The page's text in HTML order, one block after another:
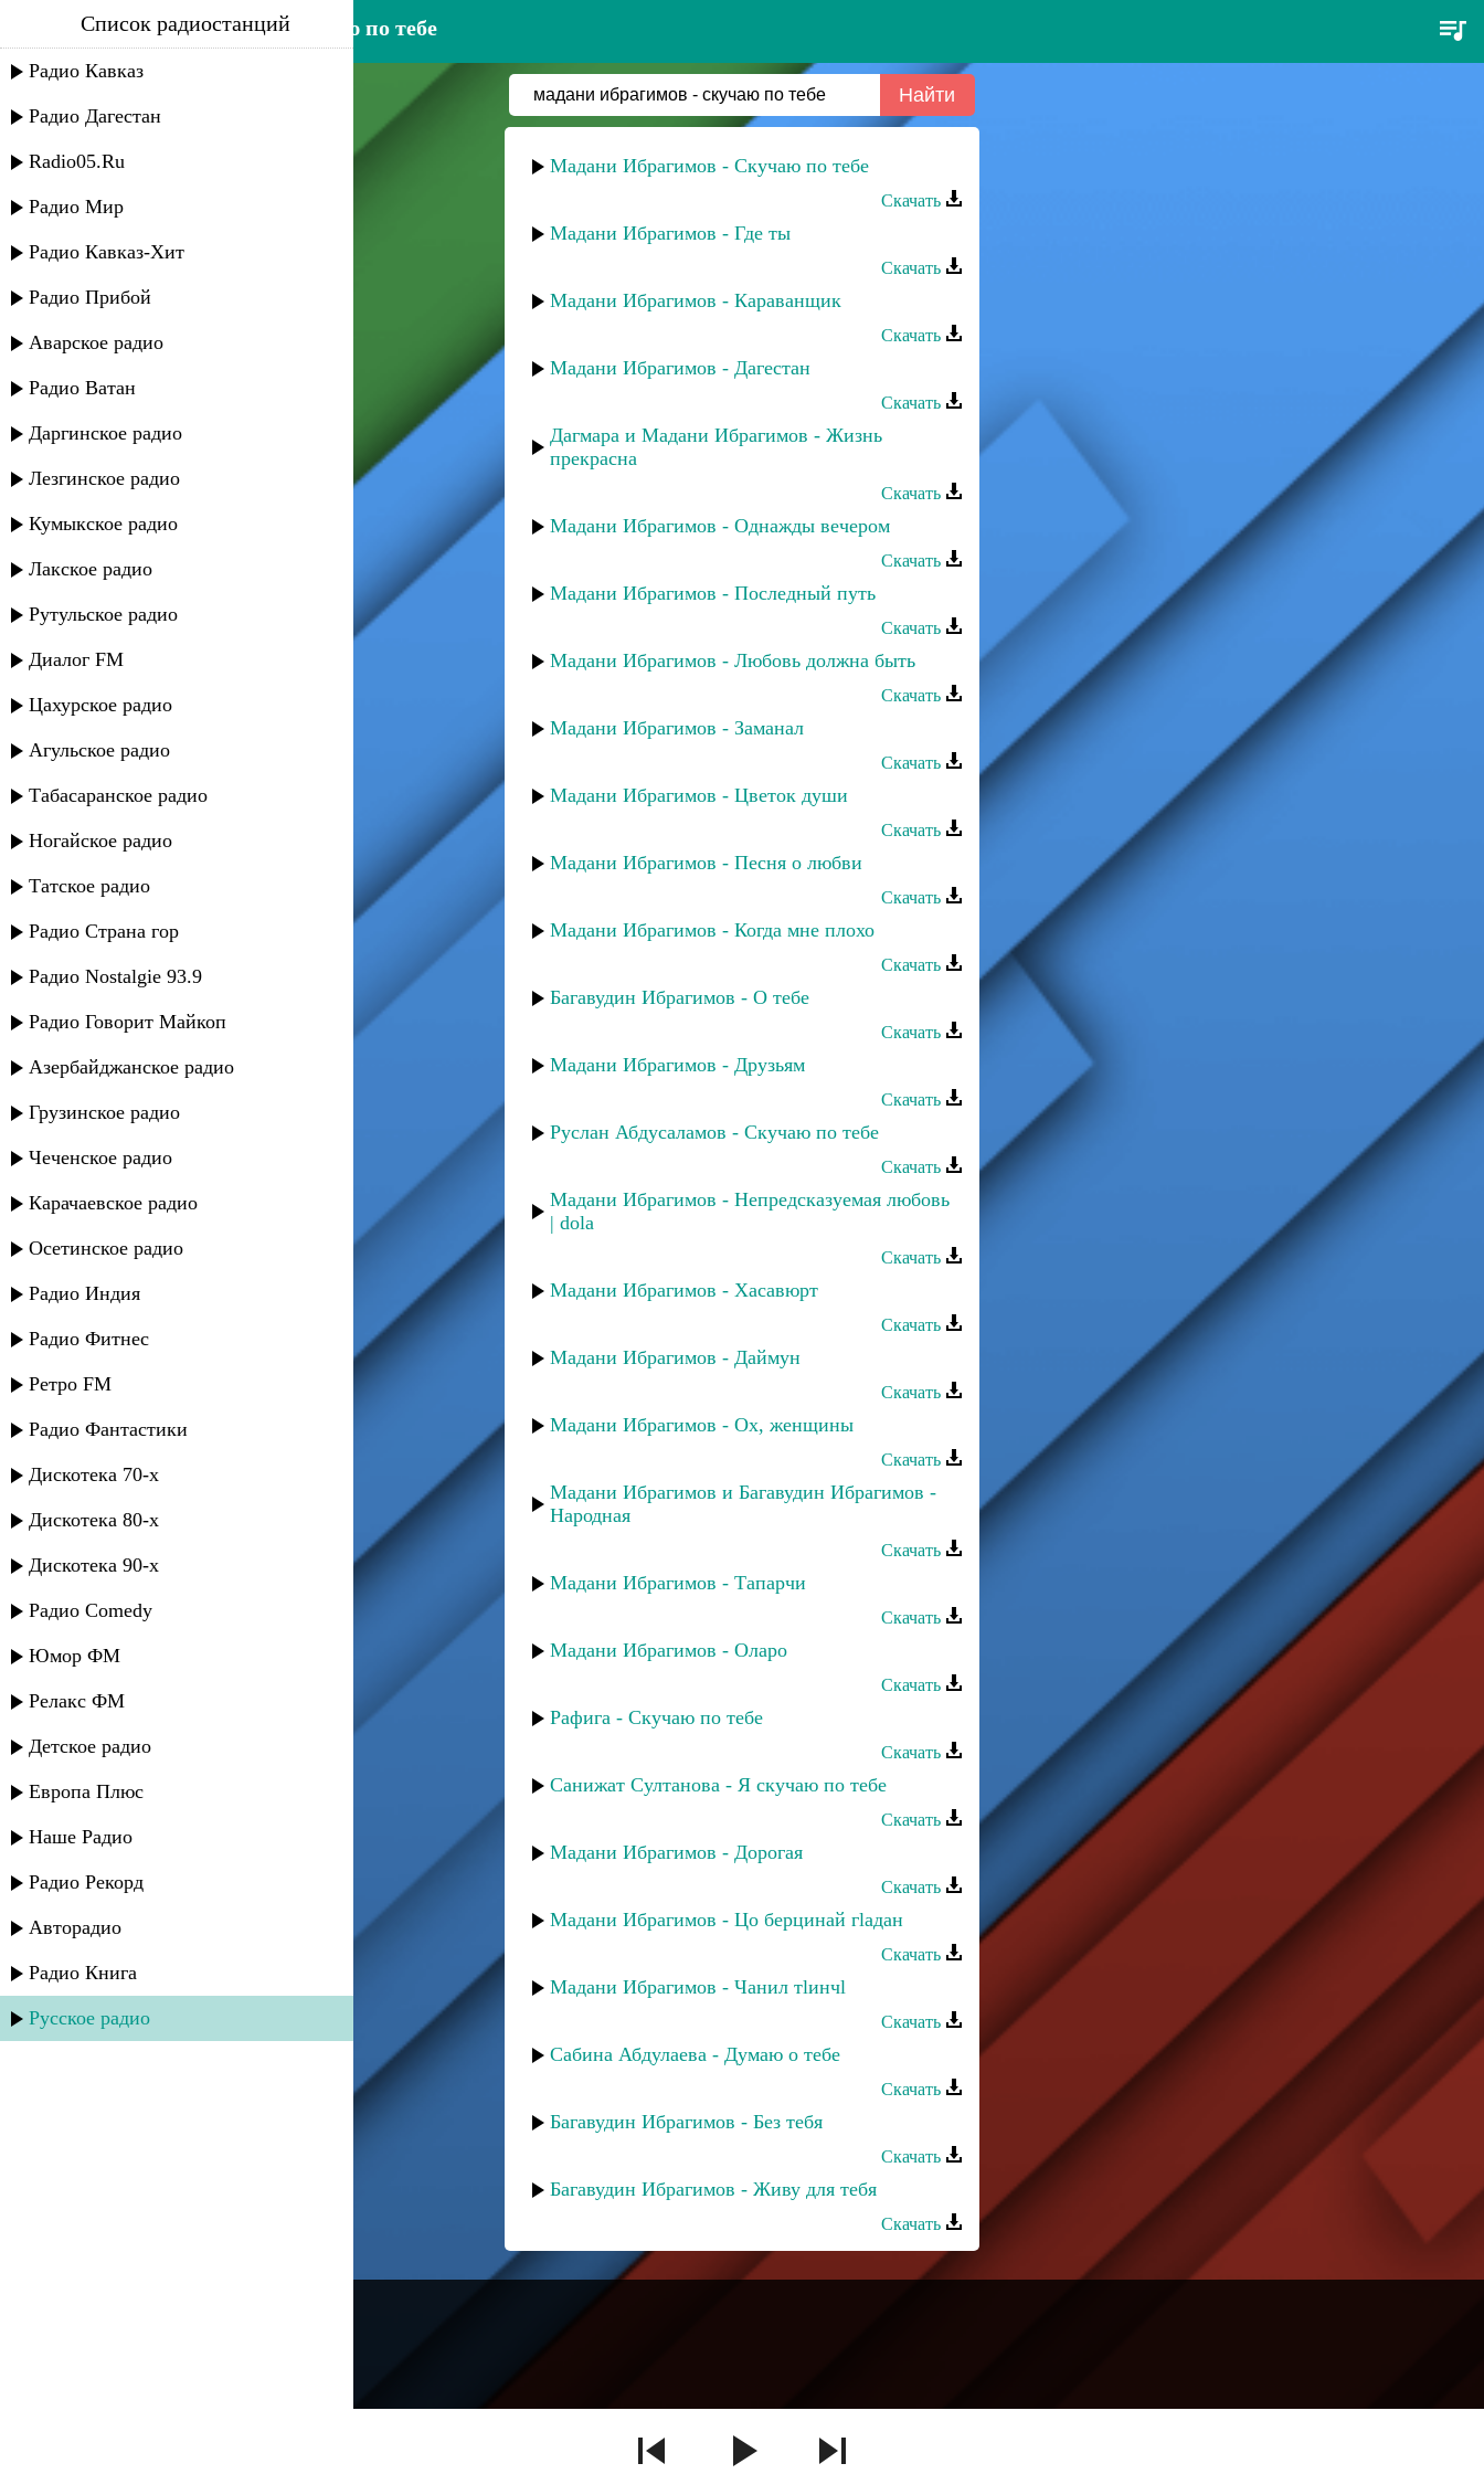
мадани ибрагимов - скучаю по тебе
Список радиостанций
Радио Кавказ
Радио Дагестан
Radio05.Ru
Радио Мир
Радио Кавказ-Хит
Радио Прибой
Аварское радио
Радио Ватан
Даргинское радио
Лезгинское радио
Кумыкское радио
Лакское радио
Рутульское радио
Диалог FM
Цахурское радио
Агульское радио
Табасаранское радио
Ногайское радио
Татское радио
Радио Страна гор
Радио Nostalgie 93.9
Радио Говорит Майкоп
Азербайджанское радио
Грузинское радио
Чеченское радио
Карачаевское радио
Осетинское радио
Радио Индия
Радио Фитнес
Ретро FM
Радио Фантастики
Дискотека 70-х
Дискотека 80-х
Дискотека 90-х
Радио Comedy
Юмор ФМ
Релакс ФМ
Детское радио
Европа Плюс
Наше Радио
Радио Рекорд
Авторадио
Радио Книга
Русское радио
Мадани Ибрагимов - Скучаю по тебе
Скачать
Мадани Ибрагимов - Где ты
Скачать
Мадани Ибрагимов - Караванщик
Скачать
Мадани Ибрагимов - Дагестан
Скачать
Дагмара и Мадани Ибрагимов - Жизнь
прекрасна
Скачать
Мадани Ибрагимов - Однажды вечером
Скачать
Мадани Ибрагимов - Последный путь
Скачать
Мадани Ибрагимов - Любовь должна быть
Скачать
Мадани Ибрагимов - Заманал
Скачать
Мадани Ибрагимов - Цветок души
Скачать
Мадани Ибрагимов - Песня о любви
Скачать
Мадани Ибрагимов - Когда мне плохо
Скачать
Багавудин Ибрагимов - О тебе
Скачать
Мадани Ибрагимов - Друзьям
Скачать
Руслан Абдусаламов - Скучаю по тебе
Скачать
Мадани Ибрагимов - Непредсказуемая любовь
| dola
Скачать
Мадани Ибрагимов - Хасавюрт
Скачать
Мадани Ибрагимов - Даймун
Скачать
Мадани Ибрагимов - Ох, женщины
Скачать
Мадани Ибрагимов и Багавудин Ибрагимов -
Народная
Скачать
Мадани Ибрагимов - Тапарчи
Скачать
Мадани Ибрагимов - Оларо
Скачать
Рафига - Скучаю по тебе
Скачать
Санижат Султанова - Я скучаю по тебе
Скачать
Мадани Ибрагимов - Дорогая
Скачать
Мадани Ибрагимов - Цо берцинай гlадан
Скачать
Мадани Ибрагимов - Чанил тlинчl
Скачать
Сабина Абдулаева - Думаю о тебе
Скачать
Багавудин Ибрагимов - Без тебя
Скачать
Багавудин Ибрагимов - Живу для тебя
Скачать